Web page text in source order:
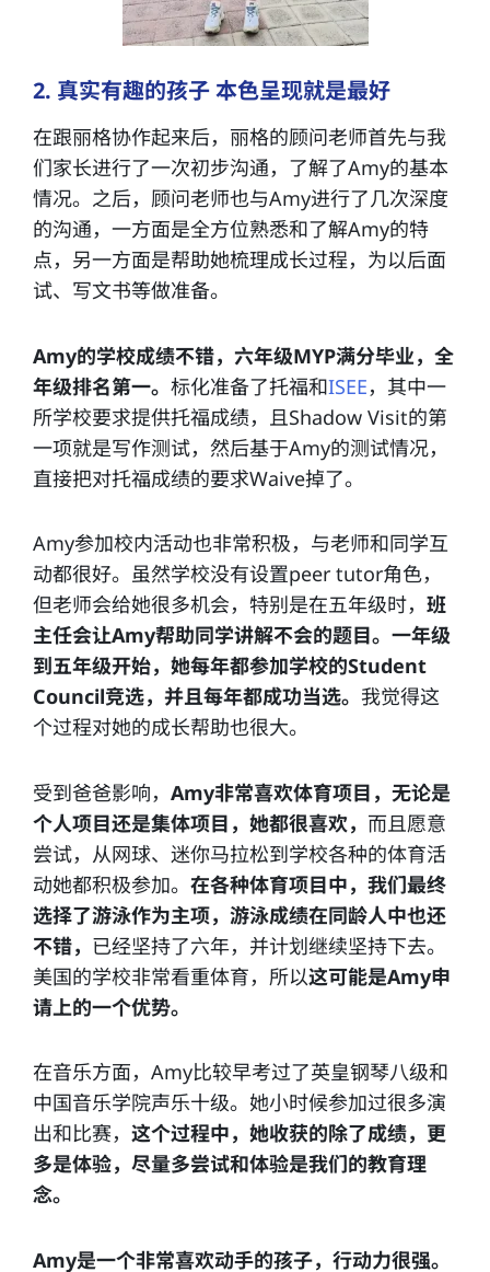
2. 真实有趣的孩子 本色呈现就是最好
在跟丽格协作起来后，丽格的顾问老师首先与我
们家长进行了一次初步沟通，了解了Amy的基本
情况。之后，顾问老师也与Amy进行了几次深度
的沟通，一方面是全方位熟悉和了解Amy的特
点，另一方面是帮助她梳理成长过程，为以后面
试、写文书等做准备。
Amy的学校成绩不错，六年级MYP满分毕业，全
年级排名第一。 标化准备了托福和ISEE，其中一
所学校要求提供托福成绩，且Shadow Visit的第
一项就是写作测试，然后基于Amy的测试情况，
直接把对托福成绩的要求Waive掉了。
Amy参加校内活动也非常积极，与老师和同学互
动都很好。虽然学校没有设置peer tutor角色，
但老师会给她很多机会，特别是在五年级时， 班
主任会让Amy帮助同学讲解不会的题目。一年级
到五年级开始，她每年都参加学校的Student
Council竞选，并且每年都成功当选。 我觉得这
个过程对她的成长帮助也很大。
受到爸爸影响， Amy非常喜欢体育项目，无论是
个人项目还是集体项目，她都很喜欢， 而且愿意
尝试，从网球、迷你马拉松到学校各种的体育活
动她都积极参加。 在各种体育项目中，我们最终
选择了游泳作为主项，游泳成绩在同龄人中也还
不错， 已经坚持了六年，并计划继续坚持下去。
美国的学校非常看重体育，所以这可能是Amy申
请上的一个优势。
在音乐方面，Amy比较早考过了英皇钢琴八级和
中国音乐学院声乐十级。她小时候参加过很多演
出和比赛， 这个过程中，她收获的除了成绩，更
多是体验，尽量多尝试和体验是我们的教育理
念。
Amy是一个非常喜欢动手的孩子，行动力很强。